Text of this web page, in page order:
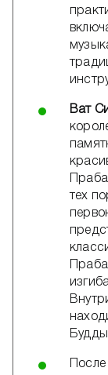
Ват
тех